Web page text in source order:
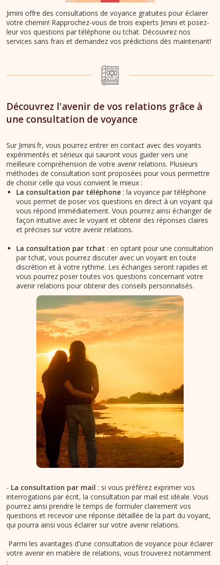
Jimini offre des consultations de voyance gratuites pour éclairer
votre chemin! Rapprochez-vous de trois experts Jimini et posez-
leur vos questions par téléphone ou tchat. Découvrez nos
services sans frais et demandez vos prédictions dès maintenant!
Découvrez l'avenir de vos relations grâce à
une consultation de voyance
Sur Jimini.fr, vous pourrez entrer en contact avec des voyants
expérimentés et sérieux qui sauront vous guider vers une
meilleure compréhension de votre avenir relations. Plusieurs
méthodes de consultation sont proposées pour vous permettre
de choisir celle qui vous convient le mieux :
La consultation par téléphone : la voyance par téléphone
vous permet de poser vos questions en direct à un voyant qui
vous répond immédiatement. Vous pourrez ainsi échanger de
façon intuitive avec le voyant et obtenir des réponses claires
et précises sur votre avenir relations.
La consultation par tchat : en optant pour une consultation
par tchat, vous pourrez discuter avec un voyant en toute
discrétion et à votre rythme. Les échanges seront rapides et
vous pourrez poser toutes vos questions concernant votre
avenir relations pour obtenir des conseils personnalisés.
- La consultation par mail : si vous préférez exprimer vos
interrogations par écrit, la consultation par mail est idéale. Vous
pourrez ainsi prendre le temps de formuler clairement vos
questions et recevoir une réponse détaillée de la part du voyant,
qui pourra ainsi vous éclairer sur votre avenir relations.
Parmi les avantages d'une consultation de voyance pour éclairer
votre avenir en matière de relations, vous trouverez notamment
: